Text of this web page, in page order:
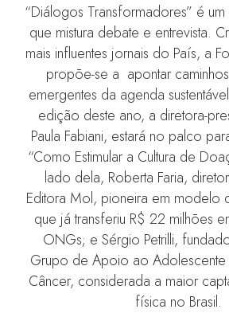
“Diálogos Transformadores” é
que mistura debate e entrevista.
mais influentes jornais do País, a
propõe-se a apontar
emergentes da agenda
edição deste ano, a diretora-
Paula Fabiani, estará no palco
“Como Estimular a Cultura de
lado dela, Roberta Faria,
Editora Mol, pioneira em modelo
que já transferiu R$ 22 milhões
ONGs; e Sérgio Petrilli,
Grupo de Apoio ao
Câncer, considerada a maior
física no Brasil.